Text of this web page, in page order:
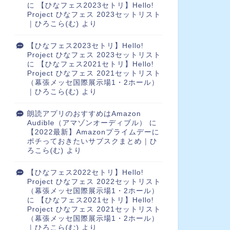
に
【ひなフェス2023セトリ】Hello!
Project ひなフェス 2023セットリスト
｜ひろこら(む) より
【ひなフェス2023セトリ】Hello!
Project ひなフェス 2023セットリスト
に
【ひなフェス2021セトリ】Hello!
Project ひなフェス 2021セットリスト
（幕張メッセ国際展示場1・2ホール）
｜ひろこら(む) より
朗読アプリのおすすめはAmazon
Audible（アマゾンオーディブル）
に
【2022最新】Amazonプライムデーに
ポチっておきたいサブスクまとめ｜ひ
ろこら(む) より
【ひなフェス2022セトリ】Hello!
Project ひなフェス 2022セットリスト
（幕張メッセ国際展示場1・2ホール）
に
【ひなフェス2021セトリ】Hello!
Project ひなフェス 2021セットリスト
（幕張メッセ国際展示場1・2ホール）
｜ひろこら(む) より